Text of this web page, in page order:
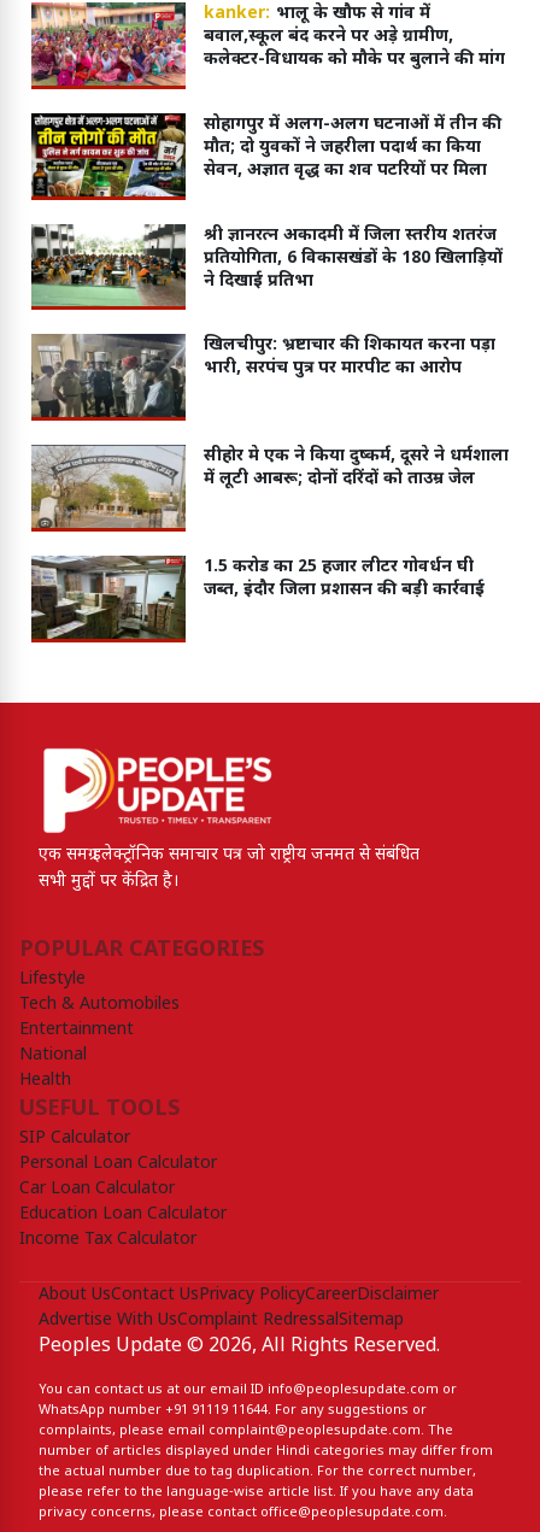
kanker: भालू के खौफ से गांव में
बवाल,स्कूल बंद करने पर अड़े ग्रामीण,
कलेक्टर-विधायक को मौके पर बुलाने की मांग
सोहागपुर में अलग-अलग घटनाओं में तीन की
मौत; दो युवकों ने जहरीला पदार्थ का किया
सेवन, अज्ञात वृद्ध का शव पटरियों पर मिला
श्री ज्ञानरत्न अकादमी में जिला स्तरीय शतरंज
प्रतियोगिता, 6 विकासखंडों के 180 खिलाड़ियों
ने दिखाई प्रतिभा
खिलचीपुर: भ्रष्टाचार की शिकायत करना पड़ा
भारी, सरपंच पुत्र पर मारपीट का आरोप
सीहोर मे एक ने किया दुष्कर्म, दूसरे ने धर्मशाला
में लूटी आबरू; दोनों दरिंदों को ताउम्र जेल
1.5 करोड का 25 हजार लीटर गोवर्धन घी
जब्त, इंदौर जिला प्रशासन की बड़ी कार्रवाई
एक समग्र इलेक्ट्रॉनिक समाचार पत्र जो राष्ट्रीय जनमत से संबंधित
सभी मुद्दों पर केंद्रित है।
POPULAR CATEGORIES
Lifestyle
Tech & Automobiles
Entertainment
National
Health
USEFUL TOOLS
SIP Calculator
Personal Loan Calculator
Car Loan Calculator
Education Loan Calculator
Income Tax Calculator
About UsContact UsPrivacy PolicyCareerDisclaimer
Advertise With UsComplaint RedressalSitemap
Peoples Update © 2026, All Rights Reserved.
You can contact us at our email ID info@peoplesupdate.com or
WhatsApp number +91 91119 11644. For any suggestions or
complaints, please email complaint@peoplesupdate.com. The
number of articles displayed under Hindi categories may differ from
the actual number due to tag duplication. For the correct number,
please refer to the language-wise article list. If you have any data
privacy concerns, please contact office@peoplesupdate.com.